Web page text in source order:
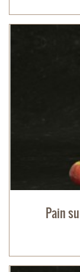
Pain